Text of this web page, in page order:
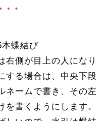
蝶結び
右側が目上の人になり
する場合は、中央下段
ネームで書き、その左
を書くようにします。